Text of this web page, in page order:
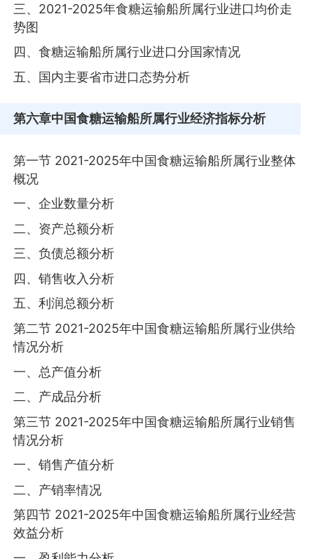
三、2021-2025年食糖运输船所属行业进口均价走
势图
四、食糖运输船所属行业进口分国家情况
五、国内主要省市进口态势分析
第六章中国食糖运输船所属行业经济指标分析
第一节 2021-2025年中国食糖运输船所属行业整体
概况
一、企业数量分析
二、资产总额分析
三、负债总额分析
四、销售收入分析
五、利润总额分析
第二节 2021-2025年中国食糖运输船所属行业供给
情况分析
一、总产值分析
二、产成品分析
第三节 2021-2025年中国食糖运输船所属行业销售
情况分析
一、销售产值分析
二、产销率情况
第四节 2021-2025年中国食糖运输船所属行业经营
效益分析